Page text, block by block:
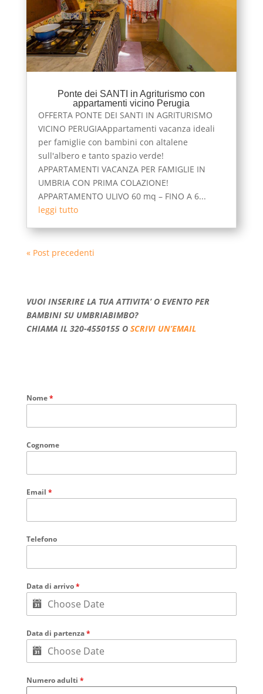
Ponte dei SANTI in Agriturismo con
appartamenti vicino Perugia
OFFERTA PONTE DEI SANTI IN AGRITURISMO
VICINO PERUGIAAppartamenti vacanza ideali
per famiglie con bambini con altalene
sull'albero e tanto spazio verde!
APPARTAMENTI VACANZA PER FAMIGLIE IN
UMBRIA CON PRIMA COLAZIONE!
APPARTAMENTO ULIVO 60 mq – FINO A 6...
leggi tutto
« Post precedenti
VUOI INSERIRE LA TUA ATTIVITA’ O EVENTO PER
BAMBINI SU UMBRIABIMBO?
CHIAMA IL 320-4550155 O SCRIVI UN’EMAIL
Nome*
Cognome
Email *
Telefono
Data di arrivo*
Data di partenza*
Numero adulti *